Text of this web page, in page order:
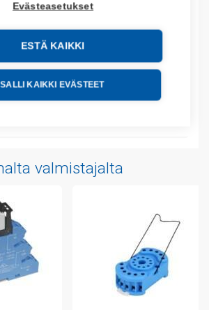
Evästeasetukset
ESTÄ KAIKKI
SALLI KAIKKI EVÄSTEET
valmistajalta